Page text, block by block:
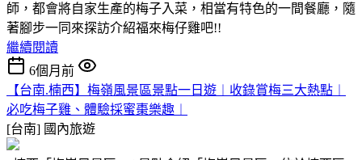
師，都會將自家生產的梅子入菜，相當有特色的一間餐廳，隨
著腳步一同來探訪介紹福來梅仔雞吧!!
繼續閱讀
6個月前
【台南.楠西】梅嶺風景區景點一日遊︱收錄賞梅三大熱點︱
必吃梅子雞、體驗採蜜棗樂趣︱
[台南] 國內旅遊